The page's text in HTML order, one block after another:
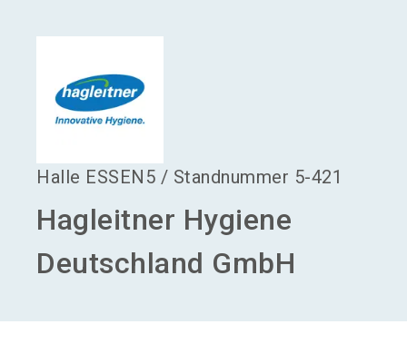
Halle ESSEN5 / Standnummer 5-421
Hagleitner Hygiene
Deutschland GmbH